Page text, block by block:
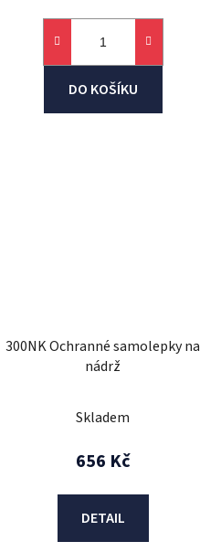
DO KOŠÍKU
300NK Ochranné samolepky na
nádrž
Skladem
656 Kč
DETAIL